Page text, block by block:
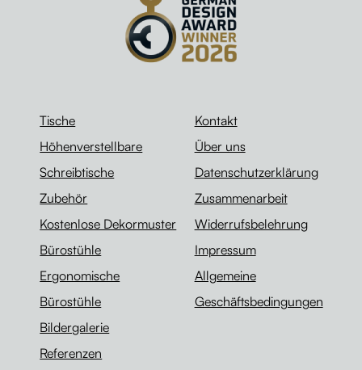
Tische
Höhenverstellbare
Schreibtische
Zubehör
Kostenlose Dekormuster
Bürostühle
Ergonomische
Bürostühle
Bildergalerie
Referenzen
Kontakt
Über uns
Datenschutzerklärung
Zusammenarbeit
Widerrufsbelehrung
Impressum
Allgemeine
Geschäftsbedingungen